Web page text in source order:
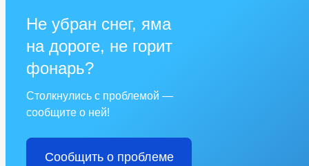
Не убран снег, яма
на дороге, не горит
фонарь?
Столкнулись с проблемой —
сообщите о ней!
Сообщить о проблеме